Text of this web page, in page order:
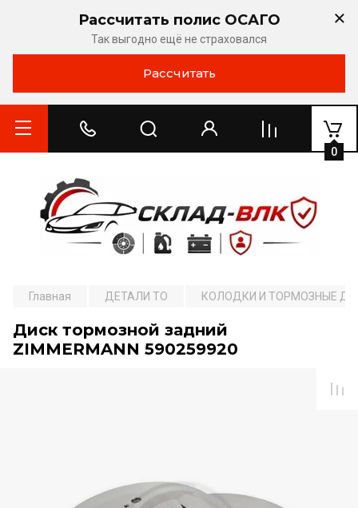
Рассчитать полис ОСАГО
Так выгодно ещё не страховался
Рассчитать
0
Главная ДЕТАЛИ ТО КОЛОДКИ И ТОРМОЗНЫЕ
Диск тормозной задний
ZIMMERMANN 590259920